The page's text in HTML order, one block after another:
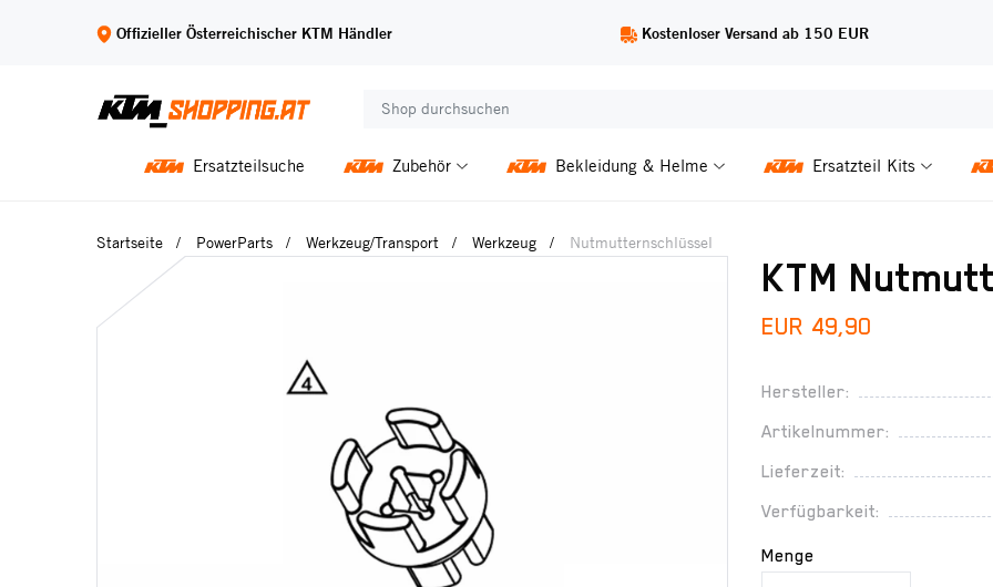
Offizieller Österreichischer KTM Händler Kostenloser Versand ab 150 EUR
Ersatzteilsuche Zubehör Bekleidung & Helme Ersatzteil Kits
Startseite PowerParts Werkzeug/Transport Werkzeug Nutmutternschlüssel
KTM
EUR 49,90
Hersteller:
Artikelnummer:
Lieferzeit:
Verfügbarkeit:
Menge